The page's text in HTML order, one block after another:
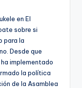
en El
sobre si
para la
Desde que
implementado
la política
de la Asamblea